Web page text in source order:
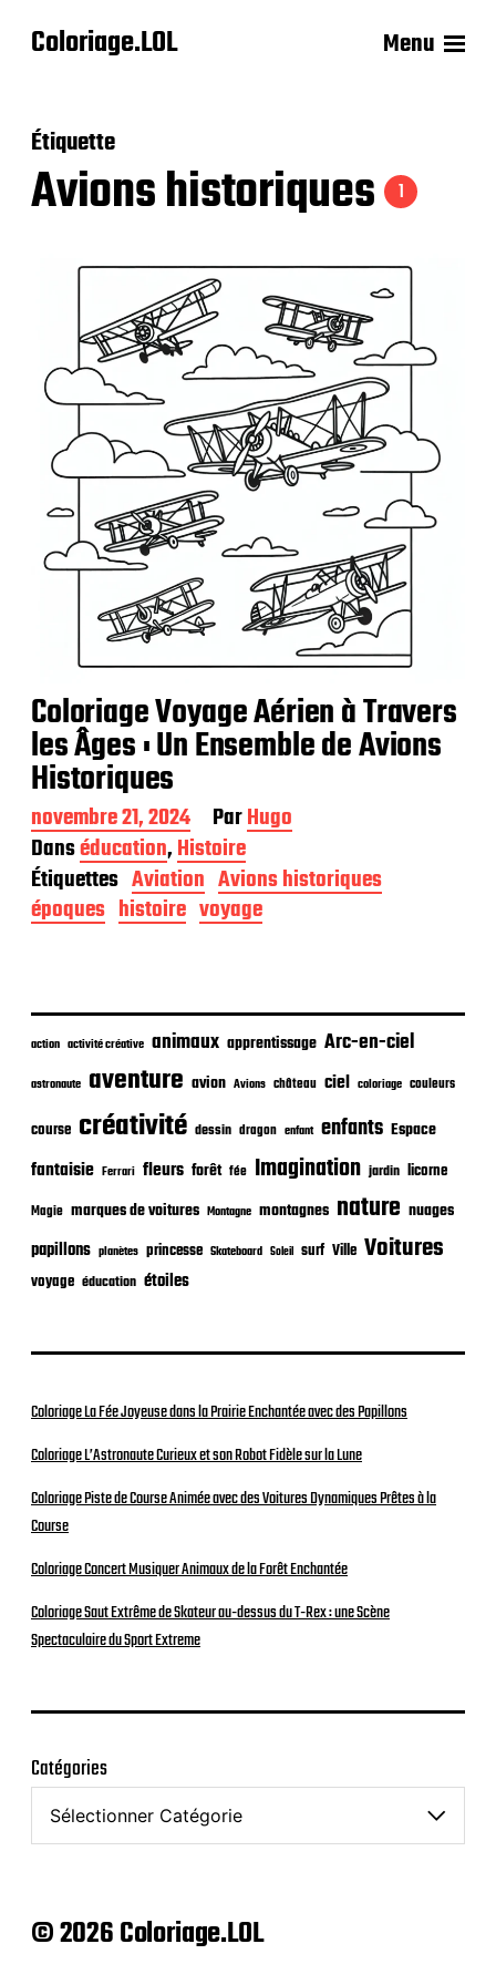
Coloriage.LOL Menu
Étiquette
Avions historiques 1
Coloriage Voyage Aérien à Travers
les Âges : Un Ensemble de Avions
Historiques
D
a
t
e
d
e
l
i
a
i
n
novembre 21, 2024 ParHugo
Danséducation,Histoire
Étiquettes Aviation Avions historiques
époques histoire voyage
action activité créative animaux apprentissage Arc-en-ciel
astronaute aventure avion Avions château ciel coloriage couleurs
course créativité dessin dragon enfant enfants Espace
fantaisie Ferrari fleurs forêt fée Imagination jardin licorne
Magie marques de voitures Montagne montagnes nature nuages
papillons planètes princesse Skateboard Soleil surf Ville Voitures
voyage éducation étoiles
Coloriage La Fée Joyeuse dans la Prairie Enchantée avec des Papillons
Coloriage L’Astronaute Curieux et son Robot Fidèle sur la Lune
Coloriage Piste de Course Animée avec des Voitures Dynamiques Prêtes à la
Course
Coloriage Concert Musiquer Animaux de la Forêt Enchantée
Coloriage Saut Extrême de Skateur au-dessus du T-Rex : une Scène
Spectaculaire du Sport Extreme
Catégories
© 2026 Coloriage.LOL